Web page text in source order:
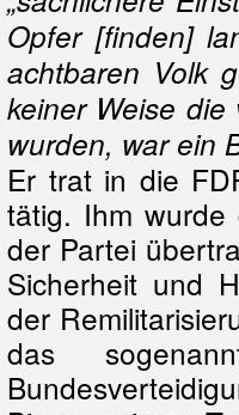
Opfer [finden]
achtbaren Volk
keiner Weise
wurden, war ein
Er trat in die
tätig. Ihm wurde
der Partei
Sicherheit und
der
das